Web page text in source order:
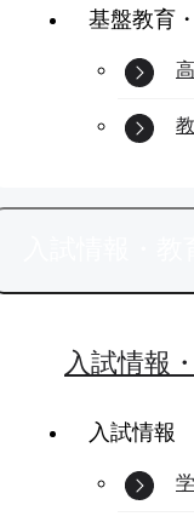
基盤教育
入試情報
入試情報
リンク）